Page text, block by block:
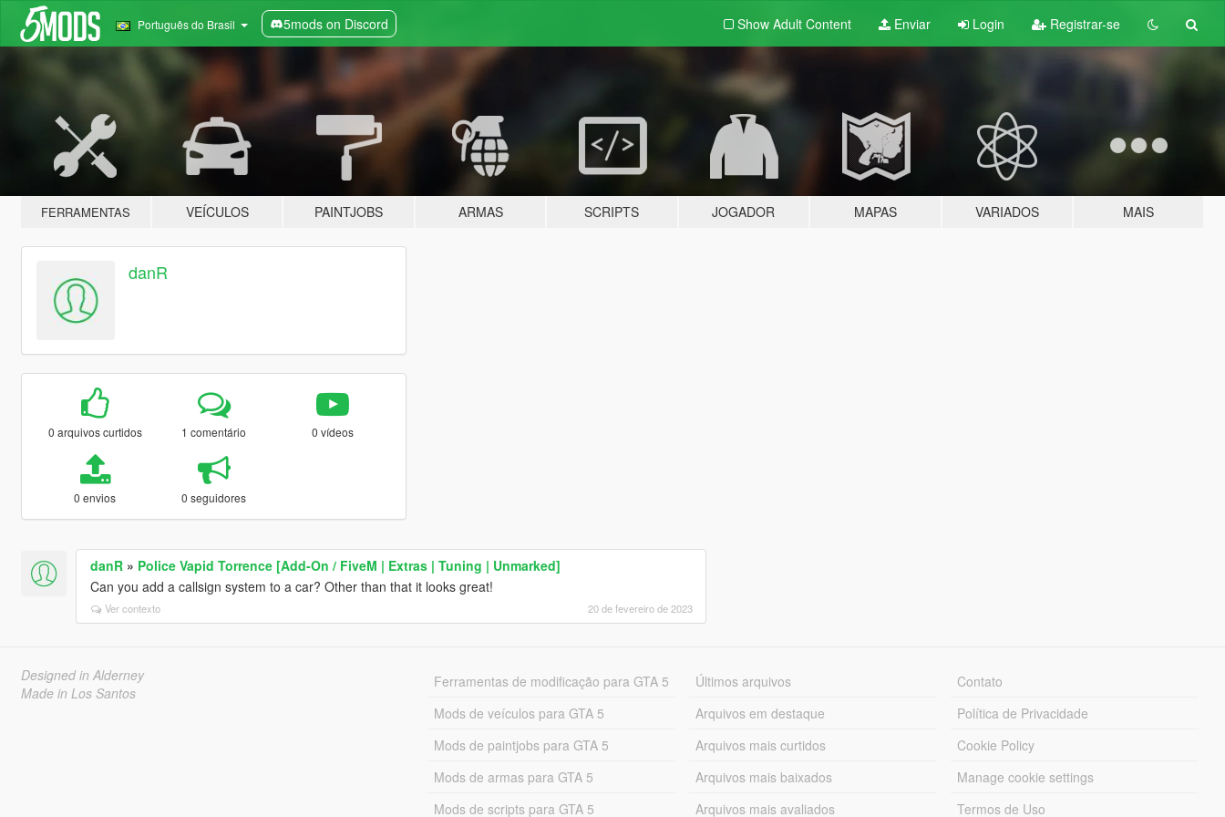
Português do Brasil 5mods on Discord Show Adult Content Enviar Login Registrar-se
FERRAMENTAS VEÍCULOS PAINTJOBS ARMAS SCRIPTS JOGADOR MAPAS VARIADOS MAIS
danR
0 arquivos curtidos 1 comentário 0 vídeos
0 envios 0 seguidores
danR» Police Vapid Torrence [Add-On / FiveM | Extras | Tuning | Unmarked]
Can you add a callsign system to a car? Other than that it looks great!
Ver contexto 20 de fevereiro de 2023
Designed in Alderney
Made in Los Santos
Ferramentas de modificação para GTA 5
Mods de veículos para GTA 5
Mods de paintjobs para GTA 5
Mods de armas para GTA 5
Mods de scripts para GTA 5
Últimos arquivos
Arquivos em destaque
Arquivos mais curtidos
Arquivos mais baixados
Arquivos mais avaliados
Contato
Política de Privacidade
Cookie Policy
Manage cookie settings
Termos de Uso